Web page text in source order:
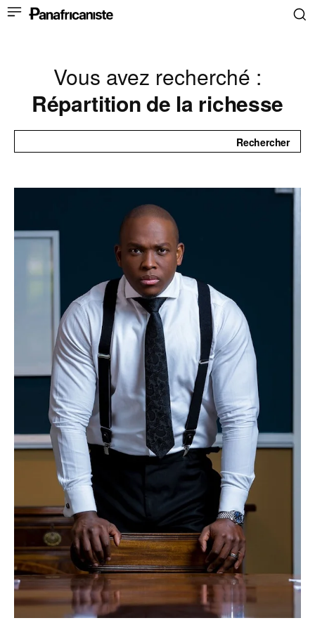
Vous avez recherché :
Répartition de la richesse
Rechercher